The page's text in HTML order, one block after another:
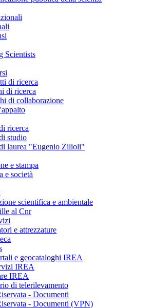
Scientists
di ricerca
di ricerca
di collaborazione
ricerca
studio
laurea "Eugenio Zilioli"
e stampa
e società
scientifica e ambientale
al Cnr
e attrezzature
e geocataloghi IREA
IREA
IREA
di telerilevamento
- Documenti
- Documenti (VPN)